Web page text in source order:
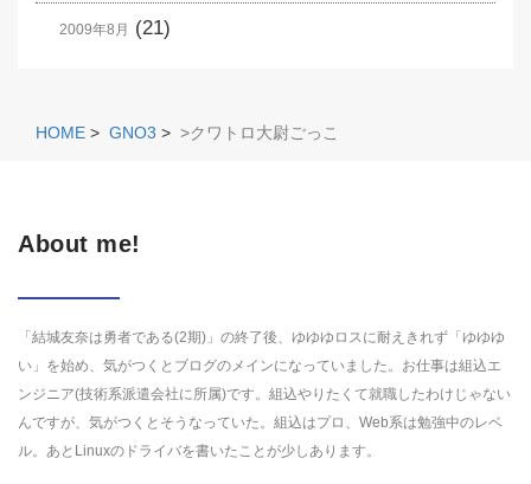
2009年8月 (21)
HOME > GNO3 > >クワトロ大尉ごっこ
About me!
「結城友奈は勇者である(2期)」の終了後、ゆゆゆロスに耐えきれず「ゆゆゆ
い」を始め、気がつくとブログのメインになっていました。お仕事は組込エ
ンジニア(技術系派遣会社に所属)です。組込やりたくて就職したわけじゃない
んですが、気がつくとそうなっていた。組込はプロ、Web系は勉強中のレベ
ル。あとLinuxのドライバを書いたことが少しあります。